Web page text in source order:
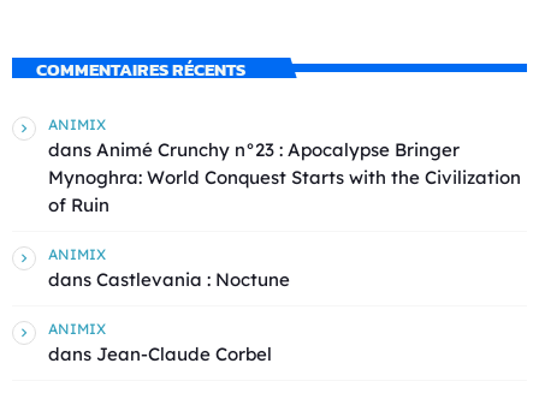
COMMENTAIRES RÉCENTS
ANIMIX
dans Animé Crunchy n°23 : Apocalypse Bringer
Mynoghra: World Conquest Starts with the Civilization
of Ruin
ANIMIX
dans Castlevania : Noctune
ANIMIX
dans Jean-Claude Corbel